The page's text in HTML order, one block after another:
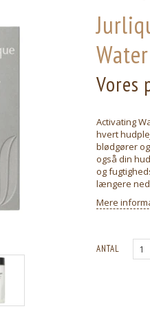
Vores
Activating
hvert
blødgører
også din
og
længere
Mere
ANTAL